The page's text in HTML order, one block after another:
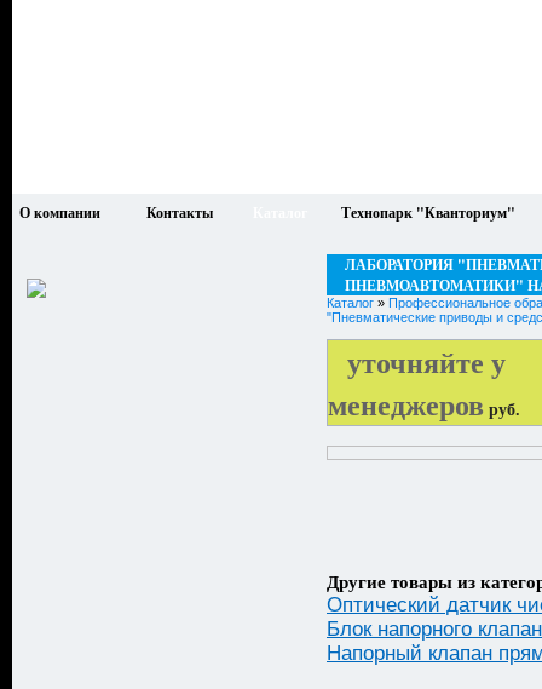
О компании Контакты Технопарк "Кванториум"
ЛАБОРАТОРИЯ
ПНЕВМОАВТОМАТИКИ"
Каталог » Профессиональное
"Пневматические приводы и
уточняйте у
менеджеров руб.
Другие товары из
Оптический датчик
Блок напорного
Напорный клапан